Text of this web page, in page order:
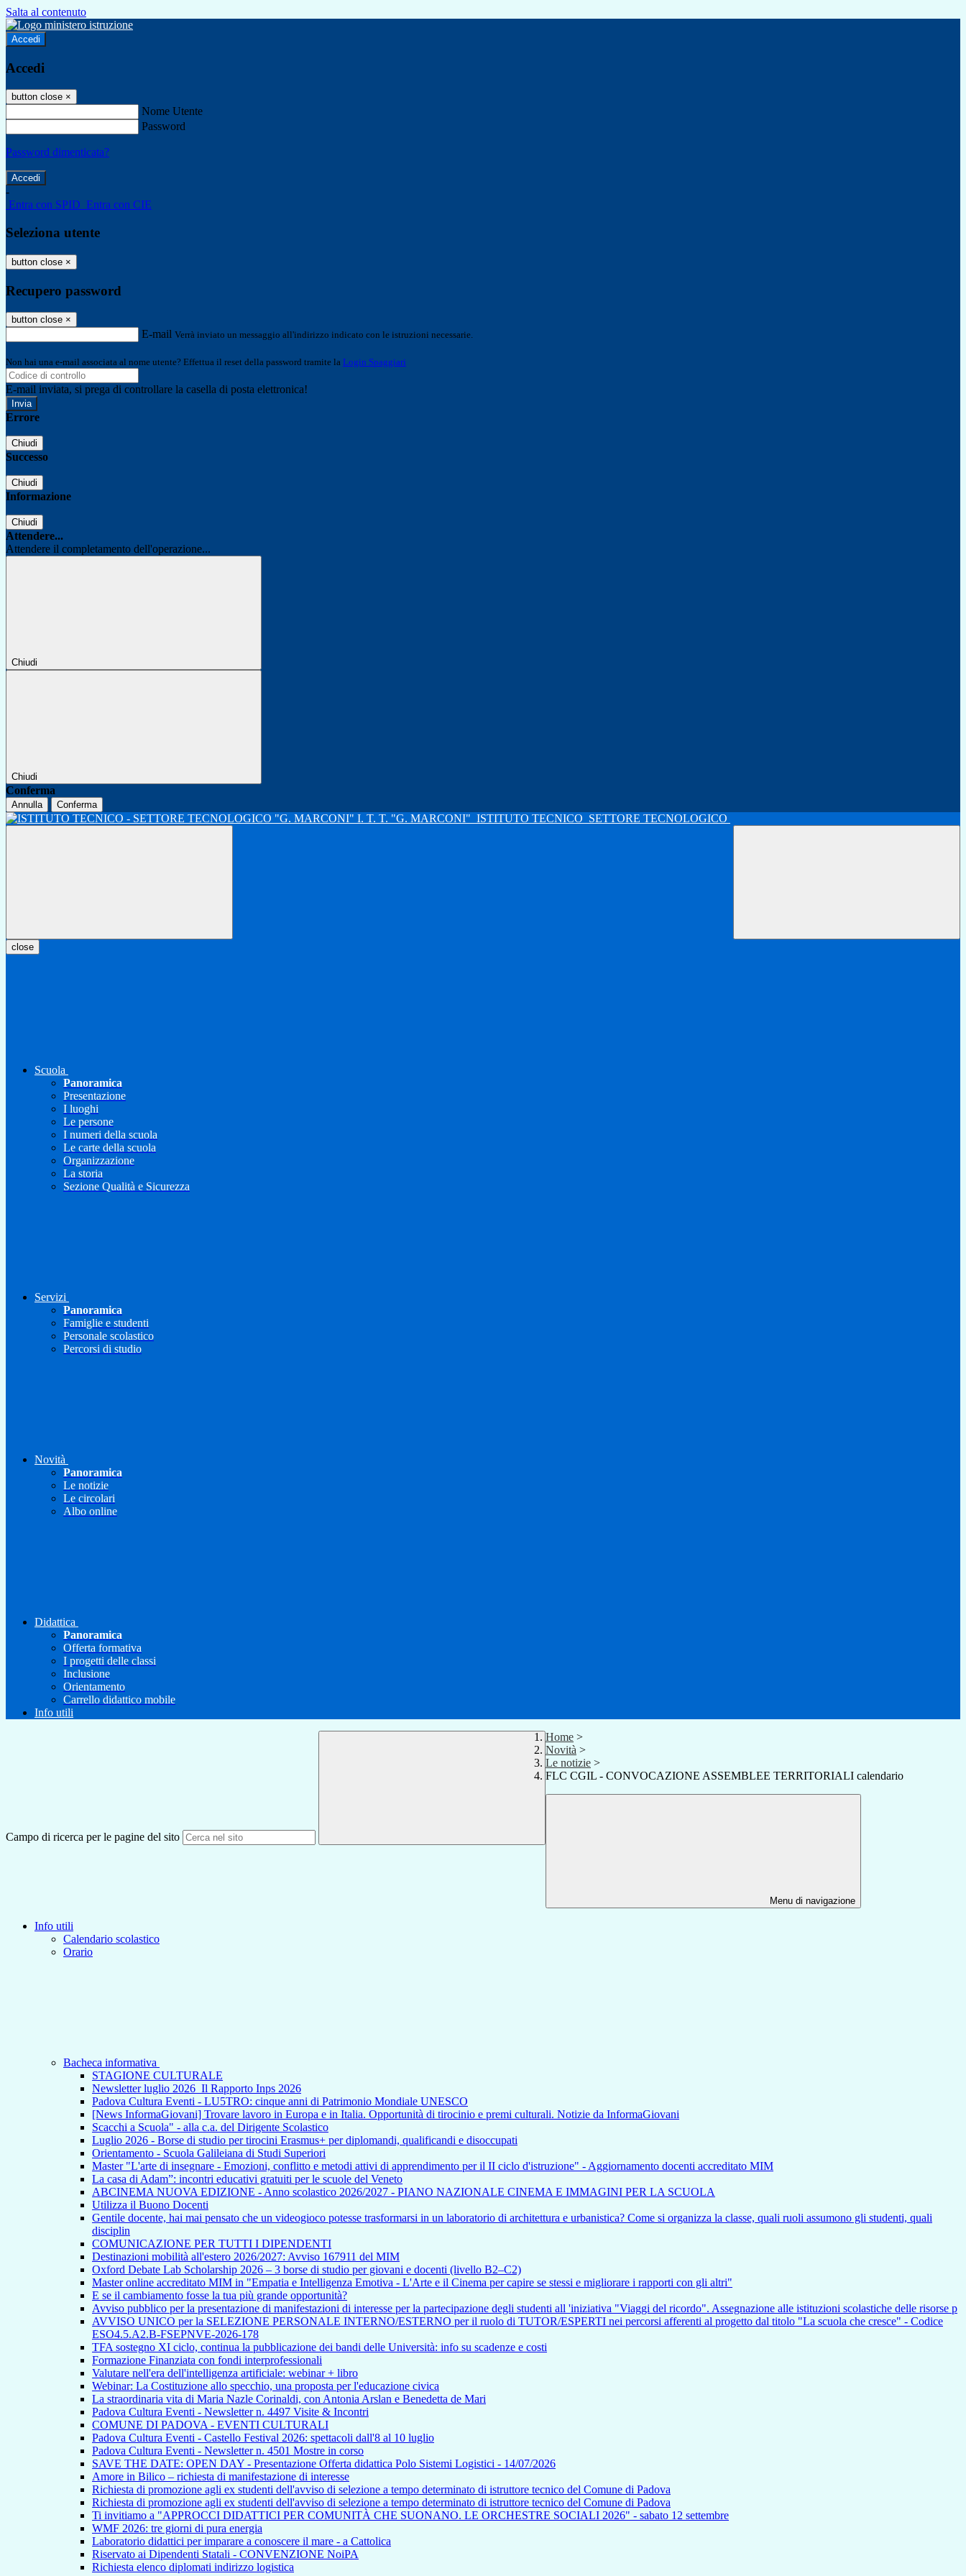
Salta al contenuto
Accedi
Accedi
button close ×
Nome Utente
Password
Password dimenticata?
-
Entra con SPID Entra con CIE
Seleziona utente
button close ×
Recupero password
button close ×
E-mail Verrà inviato un messaggio all'indirizzo indicato con le istruzioni necessarie.
Non hai una e-mail associata al nome utente? Effettua il reset della password tramite la Login Spaggiari
E-mail inviata, si prega di controllare la casella di posta elettronica!
Errore
Chiudi
Successo
Chiudi
Informazione
Chiudi
Attendere...
Attendere il completamento dell'operazione...
Chiudi
Chiudi
Conferma
Annulla Conferma
I. T. T. "G. MARCONI" ISTITUTO TECNICO SETTORE TECNOLOGICO
close
Scuola
Panoramica
Presentazione
I luoghi
Le persone
I numeri della scuola
Le carte della scuola
Organizzazione
La storia
Sezione Qualità e Sicurezza
Servizi
Panoramica
Famiglie e studenti
Personale scolastico
Percorsi di studio
Novità
Panoramica
Le notizie
Le circolari
Albo online
Didattica
Panoramica
Offerta formativa
I progetti delle classi
Inclusione
Orientamento
Carrello didattico mobile
Info utili
Campo di ricerca per le pagine del sito
Home >
Novità >
Le notizie >
FLC CGIL - CONVOCAZIONE ASSEMBLEE TERRITORIALI calendario
Menu di navigazione
Info utili
Calendario scolastico
Orario
Bacheca informativa
STAGIONE CULTURALE
Newsletter luglio 2026_Il Rapporto Inps 2026
Padova Cultura Eventi - LU5TRO: cinque anni di Patrimonio Mondiale UNESCO
[News InformaGiovani] Trovare lavoro in Europa e in Italia. Opportunità di tirocinio e premi culturali. Notizie da InformaGiovani
Scacchi a Scuola" - alla c.a. del Dirigente Scolastico
Luglio 2026 - Borse di studio per tirocini Erasmus+ per diplomandi, qualificandi e disoccupati
Orientamento - Scuola Galileiana di Studi Superiori
Master "L'arte di insegnare - Emozioni, conflitto e metodi attivi di apprendimento per il II ciclo d'istruzione" - Aggiornamento docenti accreditato MIM
La casa di Adam”: incontri educativi gratuiti per le scuole del Veneto
ABCINEMA NUOVA EDIZIONE - Anno scolastico 2026/2027 - PIANO NAZIONALE CINEMA E IMMAGINI PER LA SCUOLA
Utilizza il Buono Docenti
Gentile docente, hai mai pensato che un videogioco potesse trasformarsi in un laboratorio di architettura e urbanistica? Come si organizza la classe, quali ruoli assumono gli studenti, quali
disciplin
COMUNICAZIONE PER TUTTI I DIPENDENTI
Destinazioni mobilità all'estero 2026/2027: Avviso 167911 del MIM
Oxford Debate Lab Scholarship 2026 – 3 borse di studio per giovani e docenti (livello B2–C2)
Master online accreditato MIM in "Empatia e Intelligenza Emotiva - L'Arte e il Cinema per capire se stessi e migliorare i rapporti con gli altri"
E se il cambiamento fosse la tua più grande opportunità?
Avviso pubblico per la presentazione di manifestazioni di interesse per la partecipazione degli studenti all 'iniziativa "Viaggi del ricordo". Assegnazione alle istituzioni scolastiche delle risorse p
AVVISO UNICO per la SELEZIONE PERSONALE INTERNO/ESTERNO per il ruolo di TUTOR/ESPERTI nei percorsi afferenti al progetto dal titolo "La scuola che cresce" - Codice
ESO4.5.A2.B-FSEPNVE-2026-178
TFA sostegno XI ciclo, continua la pubblicazione dei bandi delle Università: info su scadenze e costi
Formazione Finanziata con fondi interprofessionali
Valutare nell'era dell'intelligenza artificiale: webinar + libro
Webinar: La Costituzione allo specchio, una proposta per l'educazione civica
La straordinaria vita di Maria Nazle Corinaldi, con Antonia Arslan e Benedetta de Mari
Padova Cultura Eventi - Newsletter n. 4497 Visite & Incontri
COMUNE DI PADOVA - EVENTI CULTURALI
Padova Cultura Eventi - Castello Festival 2026: spettacoli dall'8 al 10 luglio
Padova Cultura Eventi - Newsletter n. 4501 Mostre in corso
SAVE THE DATE: OPEN DAY - Presentazione Offerta didattica Polo Sistemi Logistici - 14/07/2026
Amore in Bilico – richiesta di manifestazione di interesse
Richiesta di promozione agli ex studenti dell'avviso di selezione a tempo determinato di istruttore tecnico del Comune di Padova
Richiesta di promozione agli ex studenti dell'avviso di selezione a tempo determinato di istruttore tecnico del Comune di Padova
Ti invitiamo a "APPROCCI DIDATTICI PER COMUNITÀ CHE SUONANO. LE ORCHESTRE SOCIALI 2026" - sabato 12 settembre
WMF 2026: tre giorni di pura energia
Laboratorio didattici per imparare a conoscere il mare - a Cattolica
Riservato ai Dipendenti Statali - CONVENZIONE NoiPA
Richiesta elenco diplomati indirizzo logistica